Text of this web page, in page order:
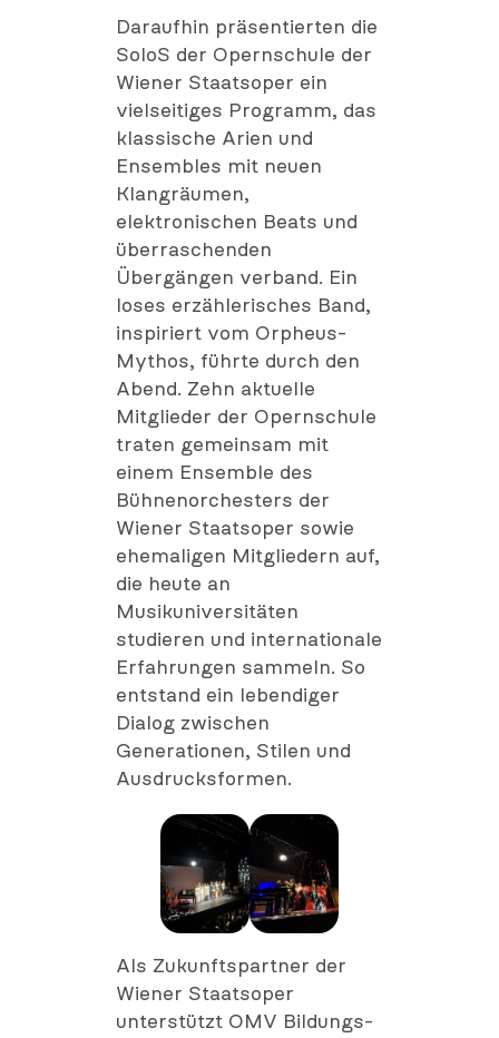
Daraufhin präsentierten die
SoloS der Opernschule der
Wiener Staatsoper ein
vielseitiges Programm, das
klassische Arien und
Ensembles mit neuen
Klangräumen,
elektronischen Beats und
überraschenden
Übergängen verband. Ein
loses erzählerisches Band,
inspiriert vom Orpheus-
Mythos, führte durch den
Abend. Zehn aktuelle
Mitglieder der Opernschule
traten gemeinsam mit
einem Ensemble des
Bühnenorchesters der
Wiener Staatsoper sowie
ehemaligen Mitgliedern auf,
die heute an
Musikuniversitäten
studieren und internationale
Erfahrungen sammeln. So
entstand ein lebendiger
Dialog zwischen
Generationen, Stilen und
Ausdrucksformen.
Als Zukunftspartner der
Wiener Staatsoper
unterstützt OMV Bildungs-